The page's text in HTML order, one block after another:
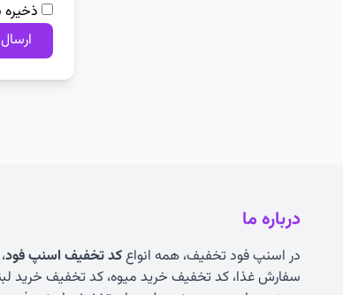
ذخیره
درباره ما
در اسنپ فود تخفیف، همه انواعکد تخفیف اسنپ فود
سفارش غذا، کد تخفیف خرید میوه، کد تخفیف خرید